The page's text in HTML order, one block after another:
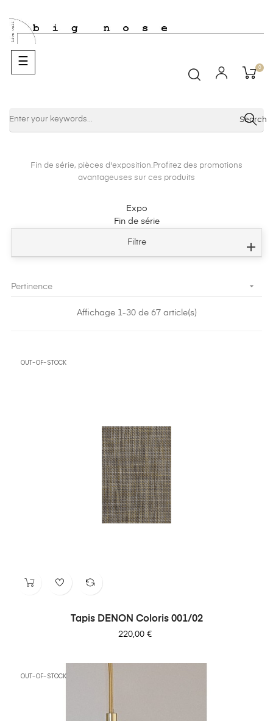
0
Basculer
la
☰
Search
Fin de série, pièces d'exposition.Profitez des promotions
avantageuses sur ces produits
Expo
Fin de série
Filtre
Pertinence 
Affichage 1-30 de 67 article(s)
OUT-OF-STOCK
Tapis DENON Coloris 001/02
Prix
220,00 €
OUT-OF-STOCK